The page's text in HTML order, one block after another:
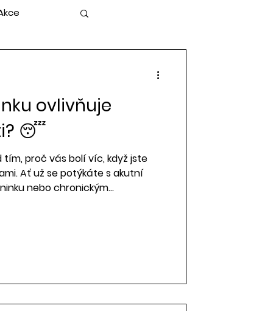
ovlivňuje
😴
tím, proč vás bolí víc, když jste
Ať už se potýkáte s akutní
nebo chronickým